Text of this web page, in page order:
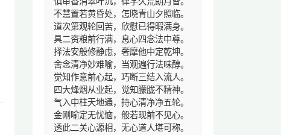
不慧置若黄昏处，怎晓青山夕照临。
道次第观轮回苦，欣慰已得暇满身。
具二资粮前行满，息心四念法中尊。
择法安般修静虑，奢摩他中定乾坤。
舍念清净妙难喻，当观遍行法味醇。
觉知作意前心起，巧断三结入流人。
四大烽烟从业起，觉知朦胧不精神。
气入中柱天地通，持心清净净五轮。
金刚喻定无忧恼，般若现前不见心。
透此二关心源相，无心道人堪可称。